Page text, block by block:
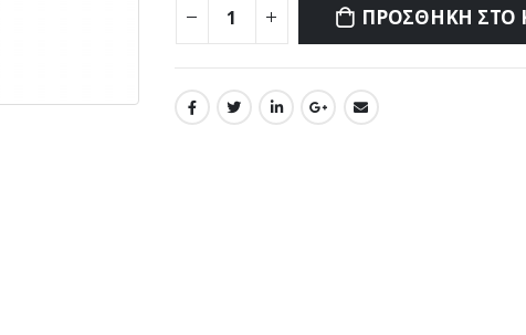
ΠΡΟΣΘΉΚΗ ΣΤΟ